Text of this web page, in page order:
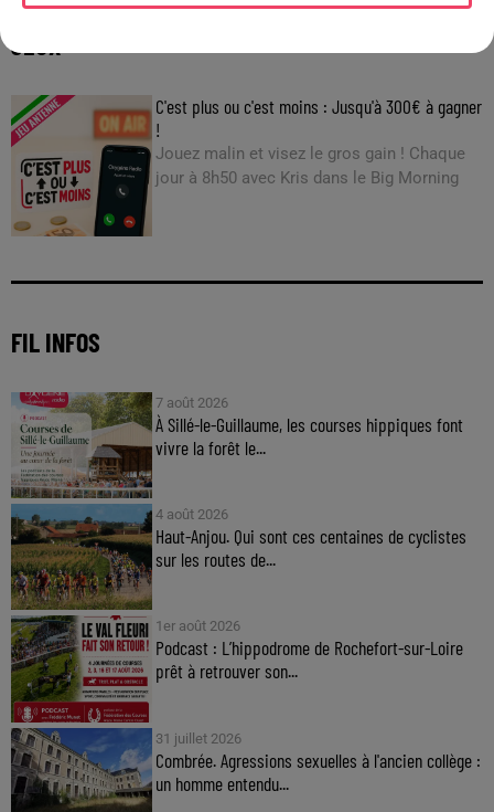
JEUX
C'est plus ou c'est moins : Jusqu'à 300€ à gagner
!
Jouez malin et visez le gros gain ! Chaque
jour à 8h50 avec Kris dans le Big Morning
FIL INFOS
7 août 2026
À Sillé-le-Guillaume, les courses hippiques font
vivre la forêt le...
4 août 2026
Haut-Anjou. Qui sont ces centaines de cyclistes
sur les routes de...
1er août 2026
Podcast : L’hippodrome de Rochefort-sur-Loire
prêt à retrouver son...
31 juillet 2026
Combrée. Agressions sexuelles à l'ancien collège :
un homme entendu...